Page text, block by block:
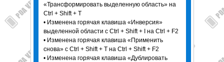
«Трансформировать выделенную область» на
Ctrl + Shift + T
• Изменена горячая клавиша «Инверсия»
выделенной области с Ctrl + Shift + I на Ctrl + F2
• Изменена горячая клавиша «Применить
снова» с Ctrl + Shift + T на Ctrl + Shift + F2
• Изменена горячая клавиша «Дублировать